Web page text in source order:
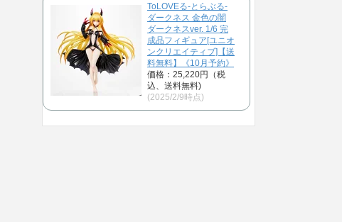
ToLOVEる-とらぶる-
ダークネス 金色の闇
ダークネスver. 1/6 完
成品フィギュア[ユニオ
ンクリエイティブ]【送
料無料】《10月予約》
価格：25,220円（税
込、送料無料)
(2025/2/9時点)